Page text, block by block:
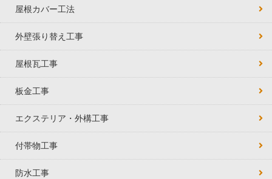
屋根カバー工法
外壁張り替え工事
屋根瓦工事
板金工事
エクステリア・外構工事
付帯物工事
防水工事